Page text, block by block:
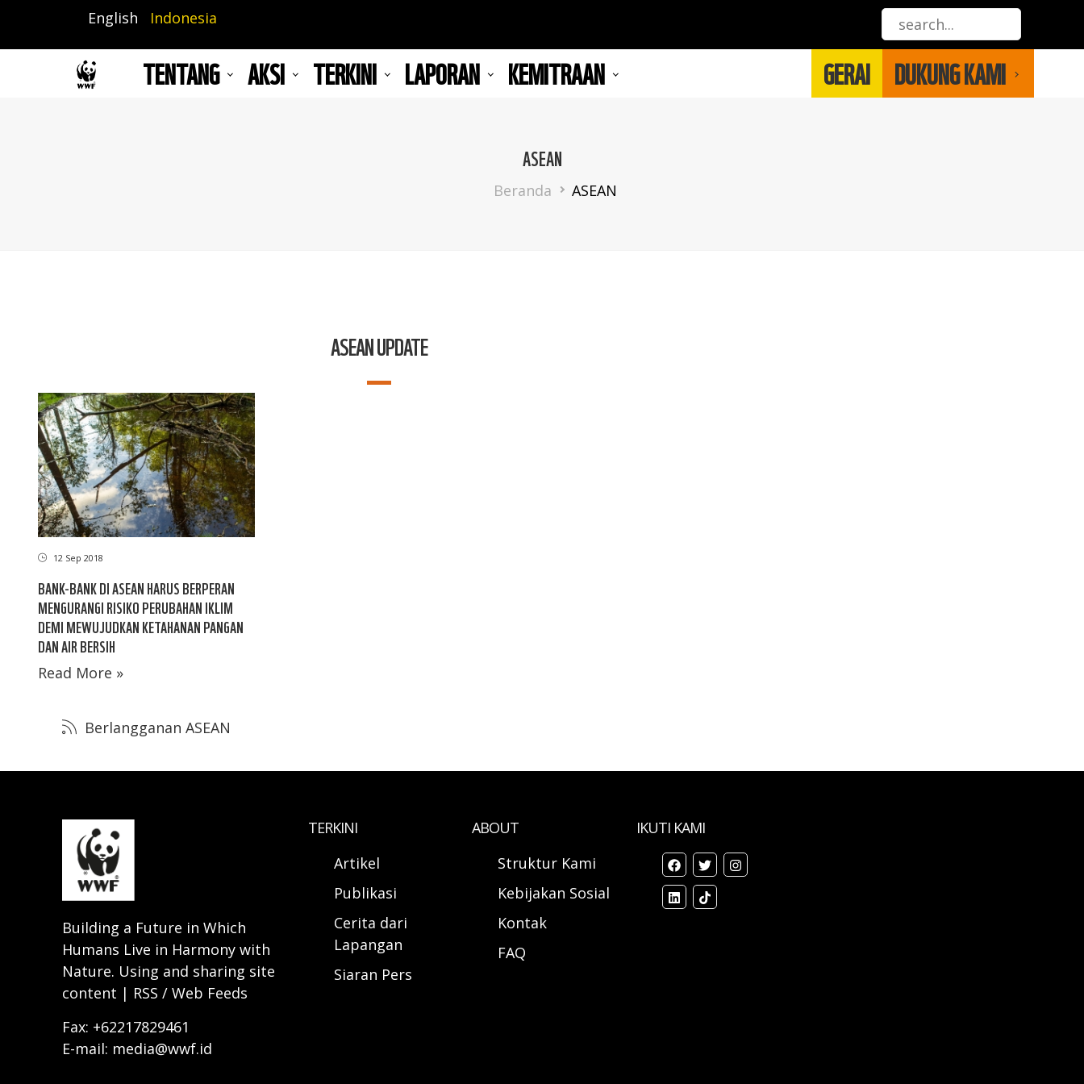
isi
English Indonesia
TENTANG AKSI TERKINI LAPORAN KEMITRAAN GERAI DUKUNG KAMI
ASEAN
Breadcrumb
Beranda ASEAN
ASEAN UPDATE
12 Sep 2018
BANK-BANK DI ASEAN HARUS BERPERAN
MENGURANGI RISIKO PERUBAHAN IKLIM
DEMI MEWUJUDKAN KETAHANAN PANGAN
DAN AIR BERSIH
Read More »
Berlangganan ASEAN
Building a Future in Which
Humans Live in Harmony with
Nature. Using and sharing site
content | RSS / Web Feeds
Fax: +62217829461
E-mail: media@wwf.id
TERKINI
Artikel
Publikasi
Cerita dari
Lapangan
Siaran Pers
ABOUT
Struktur Kami
Kebijakan Sosial
Kontak
FAQ
IKUTI KAMI